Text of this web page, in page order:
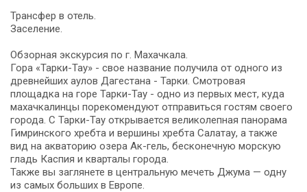
Трансфер в отель.
Заселение.
Обзорная экскурсия по г. Махачкала.
Гора «Тарки-Тау» - свое название получила от одного из
древнейших аулов Дагестана - Тарки. Смотровая
площадка на горе Тарки-Тау - одно из первых мест, куда
махачкалинцы порекомендуют отправиться гостям своего
города. С Тарки-Тау открывается великолепная панорама
Гимринского хребта и вершины хребта Салатау, а также
вид на акваторию озера Ак-гель, бесконечную морскую
гладь Каспия и кварталы города.
Также вы заглянете в центральную мечеть Джума — одну
из самых больших в Европе.